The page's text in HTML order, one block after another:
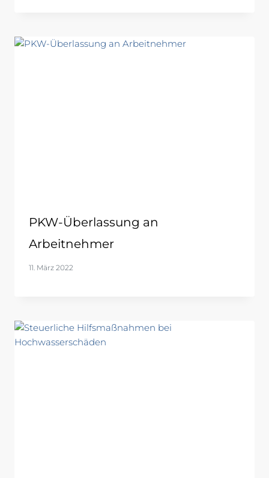
PKW-Überlassung an
Arbeitnehmer
11. März 2022